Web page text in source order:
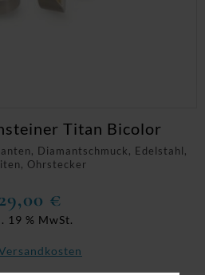
Diamantschmuck, Edelstahl,
Ohrstecker
Titan Bicolor
€
19 % MwSt.